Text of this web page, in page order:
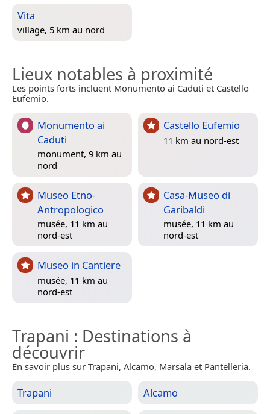
Vita
village, 5 km au nord
Lieux notables à proximité
Les points forts incluent Monumento ai Caduti et Castello
Eufemio.
Monumento ai
Caduti
monument, 9 km au
nord
Castello Eufemio
11 km au nord-est
Museo Etno-
Antropologico
musée, 11 km au
nord-est
Casa-Museo di
Garibaldi
musée, 11 km au
nord-est
Museo in Cantiere
musée, 11 km au
nord-est
Trapani : Destinations à
découvrir
En savoir plus sur Trapani, Alcamo, Marsala et Pantelleria.
Trapani Alcamo